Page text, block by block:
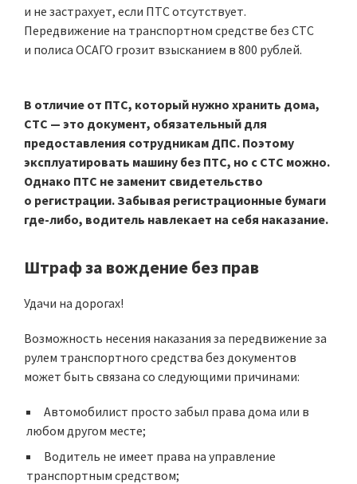
и не застрахует, если ПТС отсутствует.
Передвижение на транспортном средстве без СТС
и полиса ОСАГО грозит взысканием в 800 рублей.
В отличие от ПТС, который нужно хранить дома,
СТС — это документ, обязательный для
предоставления сотрудникам ДПС. Поэтому
эксплуатировать машину без ПТС, но с СТС можно.
Однако ПТС не заменит свидетельство
о регистрации. Забывая регистрационные бумаги
где-либо, водитель навлекает на себя наказание.
Штраф за вождение без прав
Удачи на дорогах!
Возможность несения наказания за передвижение за
рулем транспортного средства без документов
может быть связана со следующими причинами:
Автомобилист просто забыл права дома или в
любом другом месте;
Водитель не имеет права на управление
транспортным средством;